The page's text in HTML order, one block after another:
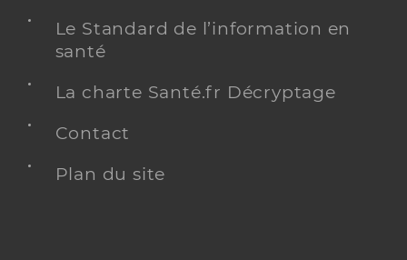
Le Standard de l’information en
santé
La charte Santé.fr Décryptage
Contact
Plan du site